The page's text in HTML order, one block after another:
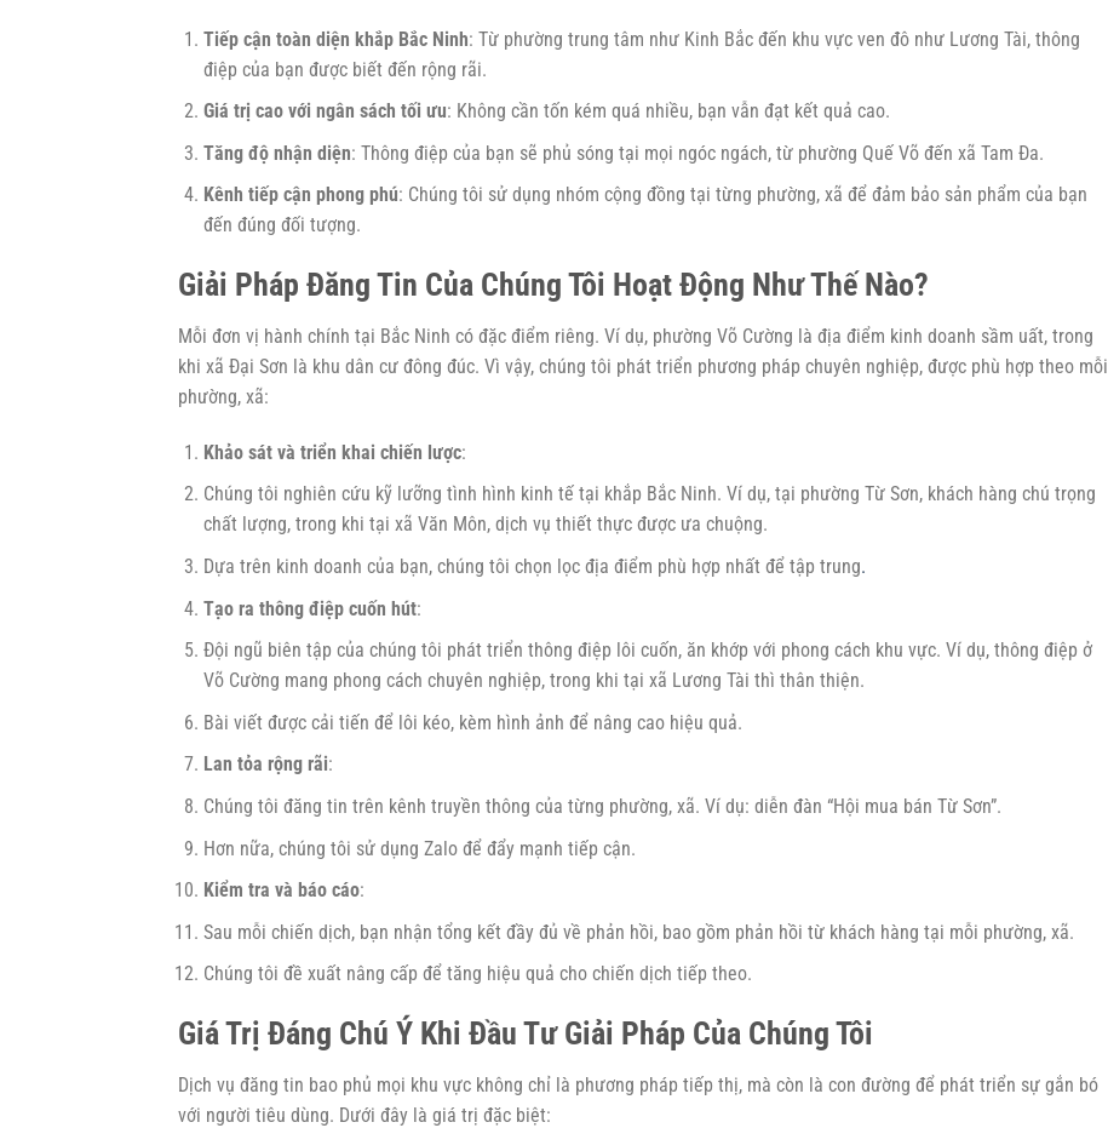
Tiếp cận toàn diện khắp Bắc Ninh: Từ phường trung tâm như Kinh Bắc đến khu vực ven đô như Lương Tài, thông
điệp của bạn được biết đến rộng rãi.
Giá trị cao với ngân sách tối ưu: Không cần tốn kém quá nhiều, bạn vẫn đạt kết quả cao.
Tăng độ nhận diện: Thông điệp của bạn sẽ phủ sóng tại mọi ngóc ngách, từ phường Quế Võ đến xã Tam Đa.
Kênh tiếp cận phong phú: Chúng tôi sử dụng nhóm cộng đồng tại từng phường, xã để đảm bảo sản phẩm của bạn
đến đúng đối tượng.
Giải Pháp Đăng Tin Của Chúng Tôi Hoạt Động Như Thế Nào?
Mỗi đơn vị hành chính tại Bắc Ninh có đặc điểm riêng. Ví dụ, phường Võ Cường là địa điểm kinh doanh sầm uất, trong
khi xã Đại Sơn là khu dân cư đông đúc. Vì vậy, chúng tôi phát triển phương pháp chuyên nghiệp, được phù hợp theo mỗi
phường, xã:
Khảo sát và triển khai chiến lược:
Chúng tôi nghiên cứu kỹ lưỡng tình hình kinh tế tại khắp Bắc Ninh. Ví dụ, tại phường Từ Sơn, khách hàng chú trọng
chất lượng, trong khi tại xã Văn Môn, dịch vụ thiết thực được ưa chuộng.
Dựa trên kinh doanh của bạn, chúng tôi chọn lọc địa điểm phù hợp nhất để tập trung.
Tạo ra thông điệp cuốn hút:
Đội ngũ biên tập của chúng tôi phát triển thông điệp lôi cuốn, ăn khớp với phong cách khu vực. Ví dụ, thông điệp ở
Võ Cường mang phong cách chuyên nghiệp, trong khi tại xã Lương Tài thì thân thiện.
Bài viết được cải tiến để lôi kéo, kèm hình ảnh để nâng cao hiệu quả.
Lan tỏa rộng rãi:
Chúng tôi đăng tin trên kênh truyền thông của từng phường, xã. Ví dụ: diễn đàn “Hội mua bán Từ Sơn”.
Hơn nữa, chúng tôi sử dụng Zalo để đẩy mạnh tiếp cận.
Kiểm tra và báo cáo:
Sau mỗi chiến dịch, bạn nhận tổng kết đầy đủ về phản hồi, bao gồm phản hồi từ khách hàng tại mỗi phường, xã.
Chúng tôi đề xuất nâng cấp để tăng hiệu quả cho chiến dịch tiếp theo.
Giá Trị Đáng Chú Ý Khi Đầu Tư Giải Pháp Của Chúng Tôi
Dịch vụ đăng tin bao phủ mọi khu vực không chỉ là phương pháp tiếp thị, mà còn là con đường để phát triển sự gắn bó
với người tiêu dùng. Dưới đây là giá trị đặc biệt: